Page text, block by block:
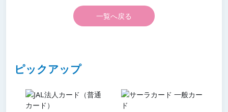
一覧へ戻る
ピックアップ